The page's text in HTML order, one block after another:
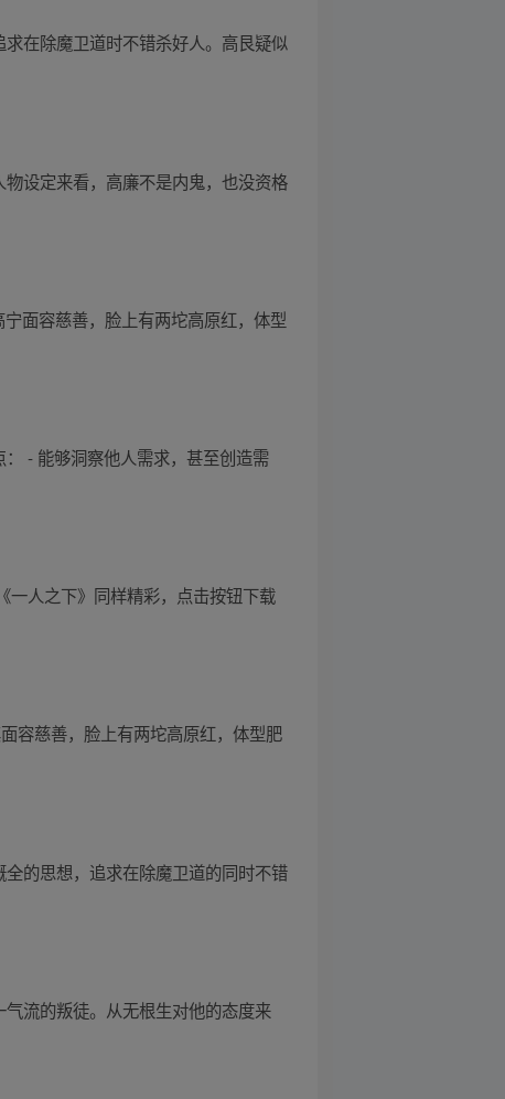
在除魔卫道时不错杀好人。高艮疑似
设定来看，高廉不是内鬼，也没资格
面容慈善，脸上有两坨高原红，体型
- 能够洞察他人需求，甚至创造需
一人之下》同样精彩，点击按钮下载
容慈善，脸上有两坨高原红，体型肥
的思想，追求在除魔卫道的同时不错
流的叛徒。从无根生对他的态度来